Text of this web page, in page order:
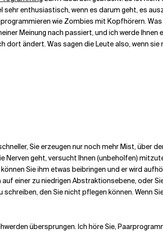
enthusiastisch, wenn es darum geht, es
wie Zombies mit Kopfhörern.
Meinung nach passiert, und ich werde Ihnen
dort ändert. Was sagen die Leute also, wenn sie
Sie erzeugen nur noch mehr Mist, über
Nerven geht, versucht Ihnen (unbeholfen)
Sie ihm etwas beibringen und er wird
einer zu niedrigen Abstraktionsebene, oder
den Sie nicht pflegen können. Wenn
übersprungen. Ich höre Sie,